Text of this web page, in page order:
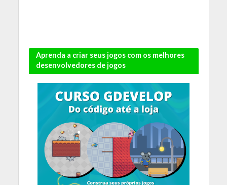
Aprenda a criar seus jogos com os melhores
desenvolvedores de jogos